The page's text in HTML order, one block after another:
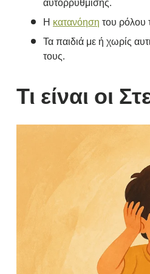
Η κατανόηση του ρόλου
Τα παιδιά με ή χωρίς
τους.
Τι είναι οι